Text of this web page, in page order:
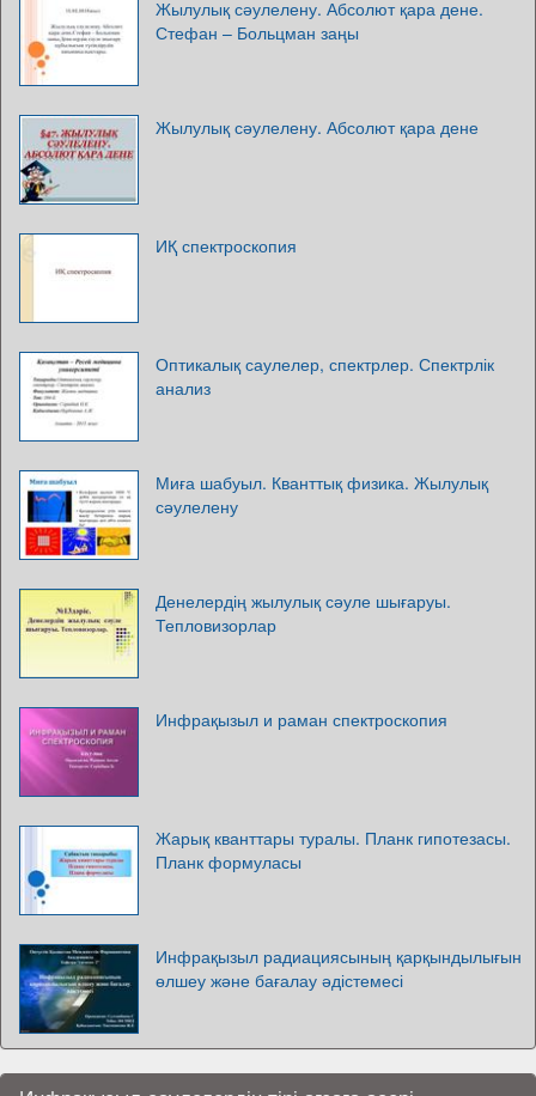
Жылулық сәулелену. Абсолют қара дене.
Стефан – Больцман заңы
Жылулық сәулелену. Абсолют қара дене
ИҚ спектроскопия
Оптикалық саулелер, спектрлер. Спектрлік
анализ
Миға шабуыл. Кванттық физика. Жылулық
сәулелену
Денелердің жылулық сәуле шығаруы.
Тепловизорлар
Инфрақызыл и раман спектроскопия
Жарық кванттары туралы. Планк гипотезасы.
Планк формуласы
Инфрақызыл радиациясының қарқындылығын
өлшеу және бағалау әдістемесі